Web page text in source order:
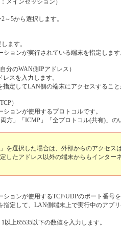
：メインセッション）
～5から選択します。
ます。
ションが実行されている端末を指定しま
分のWAN側IPアドレス）
スを入力します。
指定してLAN側の端末にアクセスするこ
）
ョンが使用するプロトコルです。
両方」「ICMP」「全プロトコル(共有)」
」を選択した場合は、外部からのアクセス
したアドレス以外の端末からもインター
ョンが使用するTCP/UDPのポート番号
指定して、LAN側端末上で実行中のアプ
上65535以下の数値を入力します。